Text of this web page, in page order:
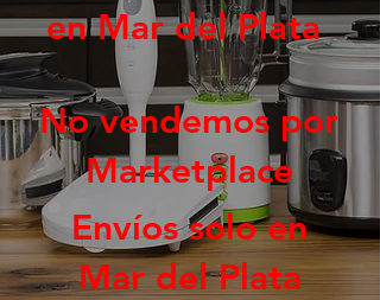
en Mar del Plata
No vendemos por
Marketplace
Envíos solo en
Mar del Plata